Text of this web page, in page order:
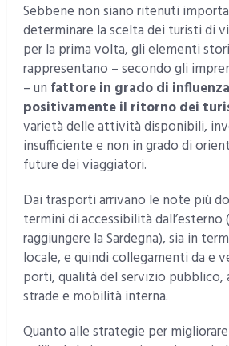
Sebbene non siano ritenuti
determinare la scelta dei turisti di
per la prima volta, gli elementi
rappresentano – secondo gli
– un fattore in grado di
positivamente il ritorno dei
varietà delle attività disponibili,
insufficiente e non in grado di
future dei viaggiatori.
Dai trasporti arrivano le note più
termini di accessibilità dall’esterno
raggiungere la Sardegna), sia in
locale, e quindi collegamenti da e
porti, qualità del servizio pubblico,
strade e mobilità interna.
Quanto alle strategie per